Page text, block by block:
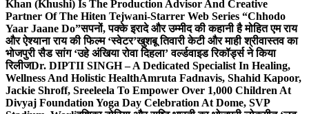
Khan (Khushi) Is The Production Advisor And Creative
Partner Of The Hiten Tejwani-Starrer Web Series “Chhodo
Yaar Jaane Do”सपनों, पक्के इरादे और उम्मीद की कहानी है मोहित एम राय
और ऐश्याना राय की फिल्म ‘स्वेटर’खुशबू तिवारी केटी और माही श्रीवास्तव का
भोजपुरी सैड सांग ‘उहे अंखिया रोवा दिहला’ वर्ल्डवाइड रिकॉर्ड्स ने किया
रिलीजDr. DIPTII SINGH – A Dedicated Specialist In Healing,
Wellness And Holistic HealthAmruta Fadnavis, Shahid Kapoor,
Jackie Shroff, Sreeleela To Empower Over 1,000 Children At
Divyaj Foundation Yoga Day Celebration At Dome, SVP